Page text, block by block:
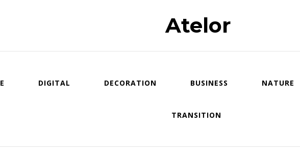
Atelor
DIGITAL DECORATION BUSINESS NATURE
TRANSITION